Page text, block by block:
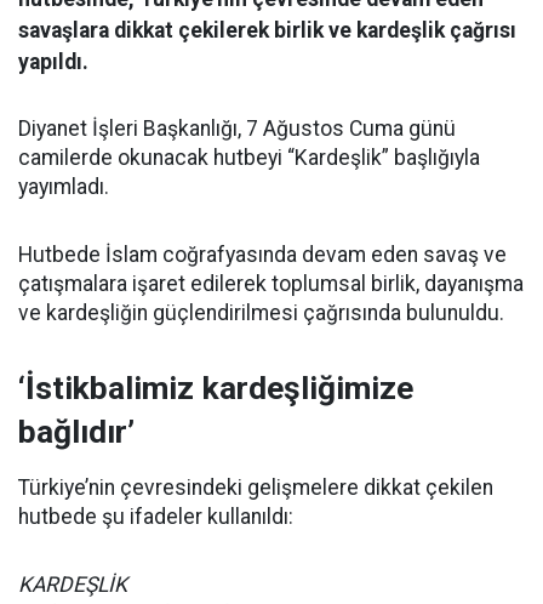
savaşlara dikkat çekilerek birlik ve kardeşlik çağrısı
yapıldı.
Diyanet İşleri Başkanlığı, 7 Ağustos Cuma günü
camilerde okunacak hutbeyi “Kardeşlik” başlığıyla
yayımladı.
Hutbede İslam coğrafyasında devam eden savaş ve
çatışmalara işaret edilerek toplumsal birlik, dayanışma
ve kardeşliğin güçlendirilmesi çağrısında bulunuldu.
‘İstikbalimiz kardeşliğimize
bağlıdır’
Türkiye’nin çevresindeki gelişmelere dikkat çekilen
hutbede şu ifadeler kullanıldı:
KARDEŞLİK